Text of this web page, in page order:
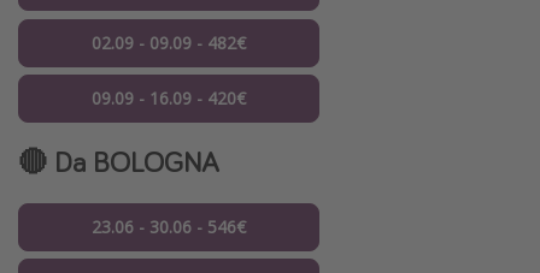
02.09 - 09.09 - 482€
09.09 - 16.09 - 420€
🔴 Da BOLOGNA
23.06 - 30.06 - 546€